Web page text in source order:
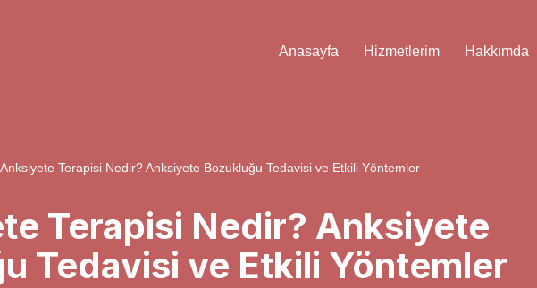
Anasayfa Hizmetlerim Hakkımda
Anksiyete Terapisi Nedir? Anksiyete Bozukluğu Tedavisi ve Etkili Yöntemler
Terapisi Nedir? Anksiyete
Tedavisi ve Etkili Yöntemler